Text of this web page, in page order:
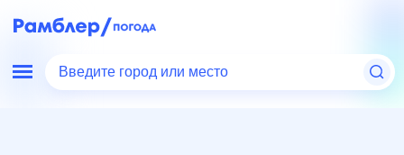
Введите город или место